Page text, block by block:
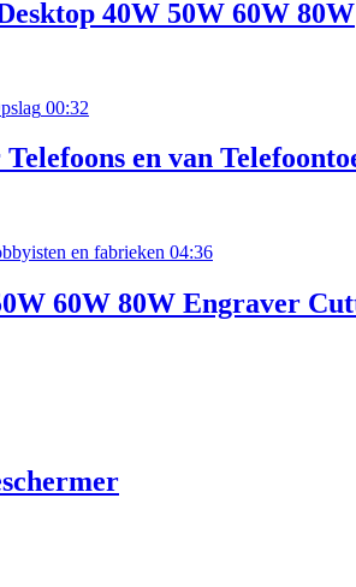
40W 50W 60W 80W
00:32
en van
04:36
60W 80W Engraver